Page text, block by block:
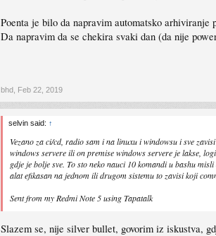
Poenta je bilo da napravim automatsko arhiviranje
Da napravim da se chekira svaki dan (da nije
bhd Feb 22, 2019
selvin said: ↑
Vezano za ci/cd, radio sam i na linuxu i windowsu i sve
windows servere ili on premise windows servere je lakse,
gdje je bolje sve. To sto neko nauci 10 komandi u bashu
alat efikasan na jednom ili drugom sistemu to zavisi koji
Sent from my Redmi Note 5 using Tapatalk
Slazem se, nije silver bullet, govorim iz iskustva,